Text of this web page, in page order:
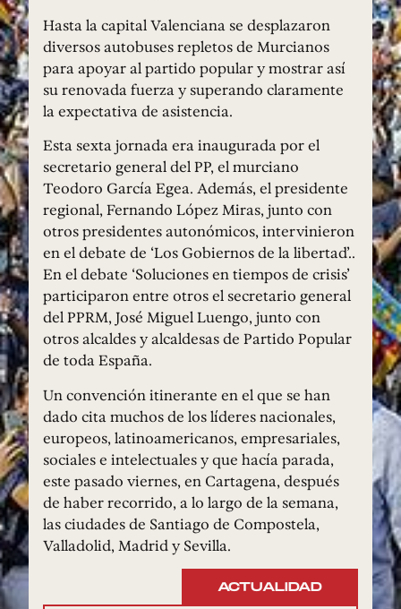
Hasta la capital Valenciana se desplazaron
diversos autobuses repletos de Murcianos
para apoyar al partido popular y mostrar así
su renovada fuerza y superando claramente
la expectativa de asistencia.
Esta sexta jornada era inaugurada por el
secretario general del PP, el murciano
Teodoro García Egea. Además, el presidente
regional, Fernando López Miras, junto con
otros presidentes autonómicos, intervinieron
en el debate de ‘Los Gobiernos de la libertad’..
En el debate ‘Soluciones en tiempos de crisis’
participaron entre otros el secretario general
del PPRM, José Miguel Luengo, junto con
otros alcaldes y alcaldesas de Partido Popular
de toda España.
Un convención itinerante en el que se han
dado cita muchos de los líderes nacionales,
europeos, latinoamericanos, empresariales,
sociales e intelectuales y que hacía parada,
este pasado viernes, en Cartagena, después
de haber recorrido, a lo largo de la semana,
las ciudades de Santiago de Compostela,
Valladolid, Madrid y Sevilla.
ACTUALIDAD